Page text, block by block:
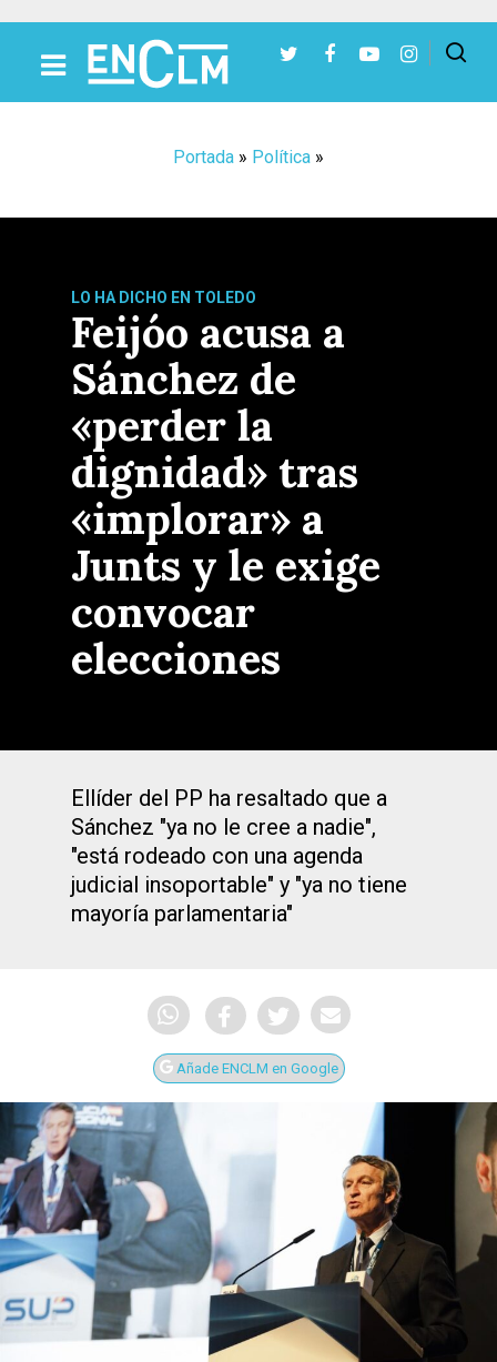
Portada » Política »
LO HA DICHO EN TOLEDO
Feijóo acusa a
Sánchez de
«perder la
dignidad» tras
«implorar» a
Junts y le exige
convocar
elecciones
Ellíder del PP ha resaltado que a
Sánchez "ya no le cree a nadie",
"está rodeado con una agenda
judicial insoportable" y "ya no tiene
mayoría parlamentaria"
Añade ENCLM en Google